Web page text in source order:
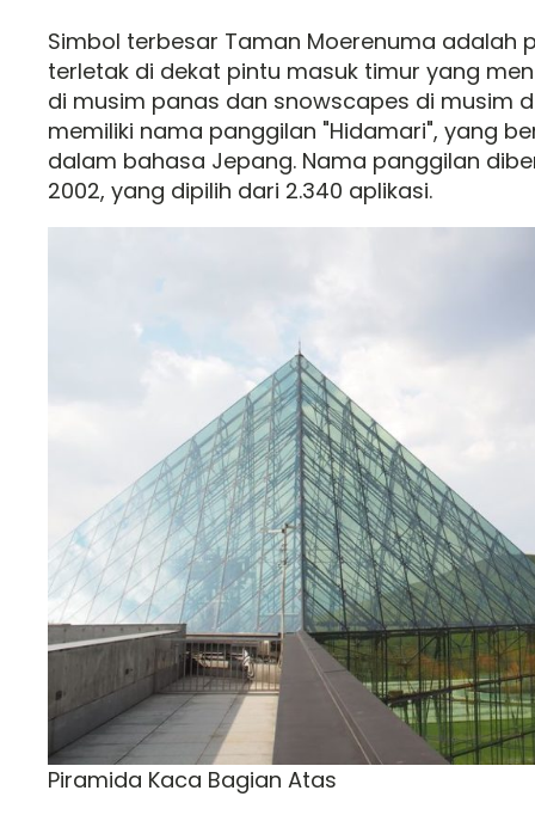
Simbol terbesar Taman Moerenuma adalah
terletak di dekat pintu masuk timur yang
di musim panas dan snowscapes di musim
memiliki nama panggilan "Hidamari", yang
dalam bahasa Jepang. Nama panggilan
2002, yang dipilih dari 2.340 aplikasi.
Piramida Kaca Bagian Atas